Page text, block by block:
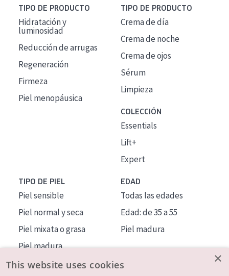
TIPO DE PRODUCTO
Hidratación y
luminosidad
Reducción de arrugas
Regeneración
Firmeza
Piel menopáusica
TIPO DE PRODUCTO
Crema de día
Crema de noche
Crema de ojos
Sérum
Limpieza
COLECCIÓN
Essentials
Lift+
Expert
TIPO DE PIEL
Piel sensible
Piel normal y seca
Piel mixata o grasa
Piel madura
Piel expuesta al sol
EDAD
Todas las edades
Edad: de 35 a 55
Piel madura
×
This website uses cookies